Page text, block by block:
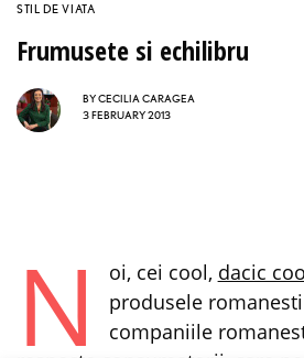
STIL DE VIATA
Frumusete si echilibru
BYCECILIA CARAGEA
3 FEBRUARY 2013
N oi, cei cool, dacic
produsele
companiile